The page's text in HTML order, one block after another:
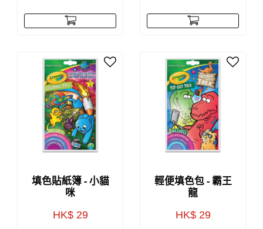
填色貼紙簿 - 小貓
咪
HK$ 29
輕便填色包 - 霸王
龍
HK$ 29